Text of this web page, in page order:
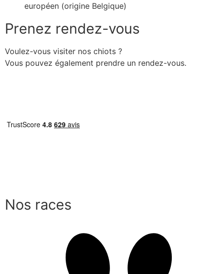
européen (origine Belgique)
Prenez rendez-vous
Voulez-vous visiter nos chiots ?
Vous pouvez également prendre un rendez-vous.
Nos races